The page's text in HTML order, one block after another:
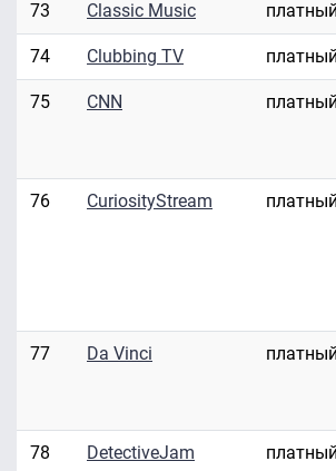
73 Classic Music платный
74 Clubbing TV платный
75 CNN платный
76 CuriosityStream платный
77 Da Vinci платный
78 DetectiveJam платный